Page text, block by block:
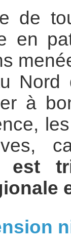
de
en
Nord
à
est